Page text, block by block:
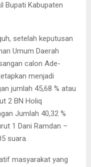
Bupati Kabupaten
setelah keputusan
Umum Daerah
calon Ade-
menjadi
jumlah 45,68 % atau
2 BN Holiq
Jumlah 40,32 %
1 Dani Ramdan –
suara.
masyarakat yang